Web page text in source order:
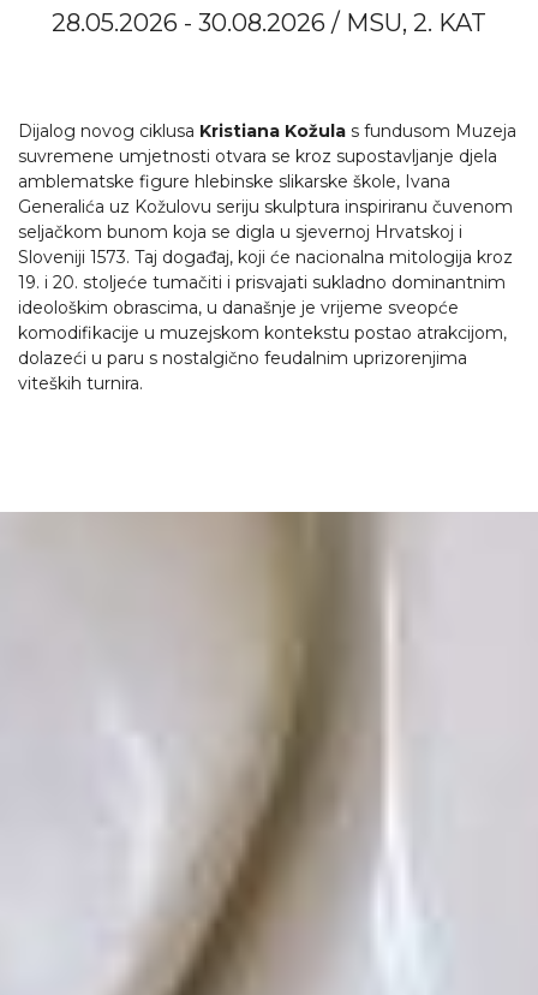
28.05.2026 - 30.08.2026 / MSU, 2. KAT
Dijalog novog ciklusa Kristiana Kožula s fundusom Muzeja
suvremene umjetnosti otvara se kroz supostavljanje djela
amblematske figure hlebinske slikarske škole, Ivana
Generalića uz Kožulovu seriju skulptura inspiriranu čuvenom
seljačkom bunom koja se digla u sjevernoj Hrvatskoj i
Sloveniji 1573. Taj događaj, koji će nacionalna mitologija kroz
19. i 20. stoljeće tumačiti i prisvajati sukladno dominantnim
ideološkim obrascima, u današnje je vrijeme sveopće
komodifikacije u muzejskom kontekstu postao atrakcijom,
dolazeći u paru s nostalgično feudalnim uprizorenjima
viteških turnira.